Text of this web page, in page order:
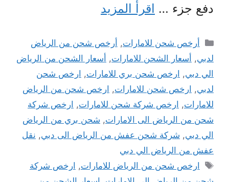
دفع جزء … اقرأ المزيد
التصنيفات
أرخص شحن للامارات, أرخص شحن من الرياض
لدبي, أسعار الشحن للامارات, أسعار الشحن من الرياض
الي دبي, ارخص شحن بري للامارات, ارخص شحن
لدبي, ارخص شحن للامارات, ارخص شحن من الرياض
للامارات, ارخص شركة شحن للامارات, ارخص شركة
شحن من الرياض الى الامارات, شحن بري من الرياض
الي دبي, شركة شحن عفش من الرياض الى دبي, نقل
عفش من الرياض الي دبي
الوسوم
ارخص شحن من الرياض للامارات, ارخص شركة